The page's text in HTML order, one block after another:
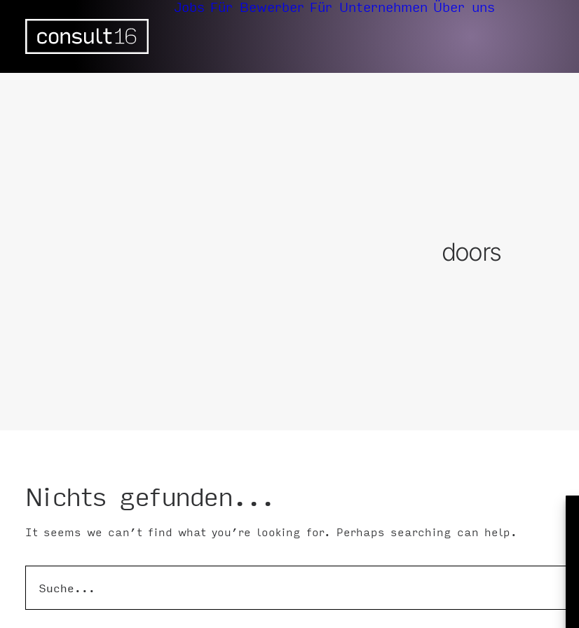
Jobs Für Bewerber Für Unternehmen Über uns
doors
Nichts gefunden...
It seems we can’t find what you’re looking for. Perhaps searching can help.